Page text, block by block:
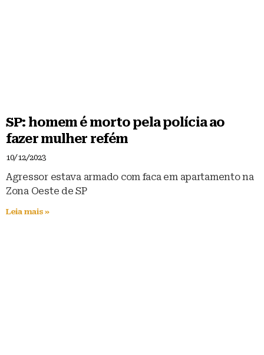
SP: homem é morto pela polícia ao
fazer mulher refém
10/12/2023
Agressor estava armado com faca em apartamento na
Zona Oeste de SP
Leia mais »